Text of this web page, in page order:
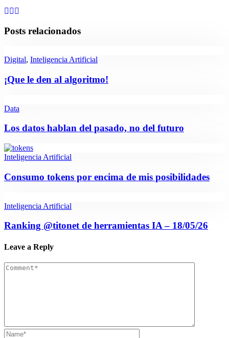
Posts relacionados
Digital, Inteligencia Artificial
¡Que le den al algoritmo!
Data
Los datos hablan del pasado, no del futuro
Inteligencia Artificial
Consumo tokens por encima de mis posibilidades
Inteligencia Artificial
Ranking @titonet de herramientas IA – 18/05/26
Leave a Reply